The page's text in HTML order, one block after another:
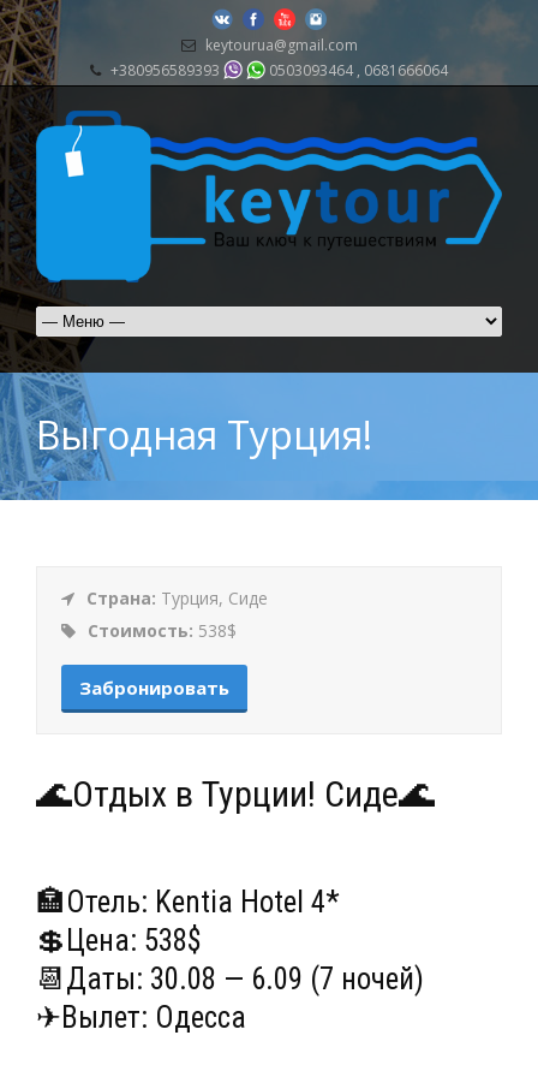
keytourua@gmail.com
+380956589393
0503093464 , 0681666064
Выгодная Турция!
Страна: Турция, Сиде
Стоимость: 538$
Забронировать
🌊Отдых в Турции! Сиде🌊
🏣Отель: Kentia Hotel 4*
💲Цена: 538$
📆Даты: 30.08 — 6.09 (7 ночей)
✈Вылет: Одесса